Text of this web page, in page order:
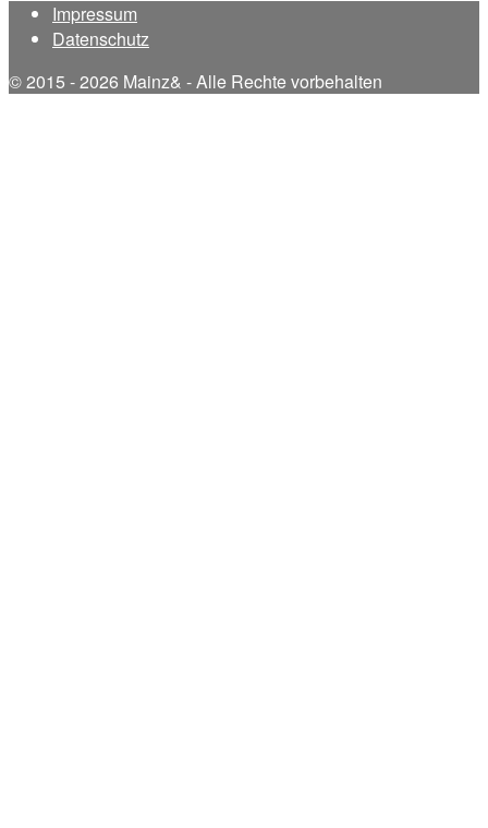
Impressum
Datenschutz
© 2015 - 2026 Mainz& - Alle Rechte vorbehalten